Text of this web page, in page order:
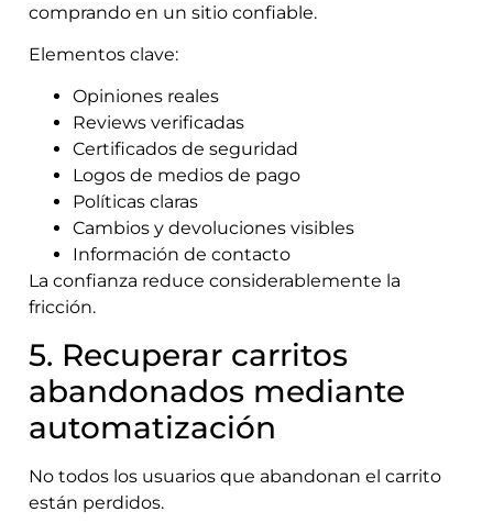
comprando en un sitio confiable.
Elementos clave:
Opiniones reales
Reviews verificadas
Certificados de seguridad
Logos de medios de pago
Políticas claras
Cambios y devoluciones visibles
Información de contacto
La confianza reduce considerablemente la
fricción.
5. Recuperar carritos
abandonados mediante
automatización
No todos los usuarios que abandonan el carrito
están perdidos.